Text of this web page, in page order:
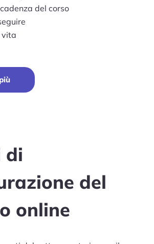
del corso
vita
di
del
online